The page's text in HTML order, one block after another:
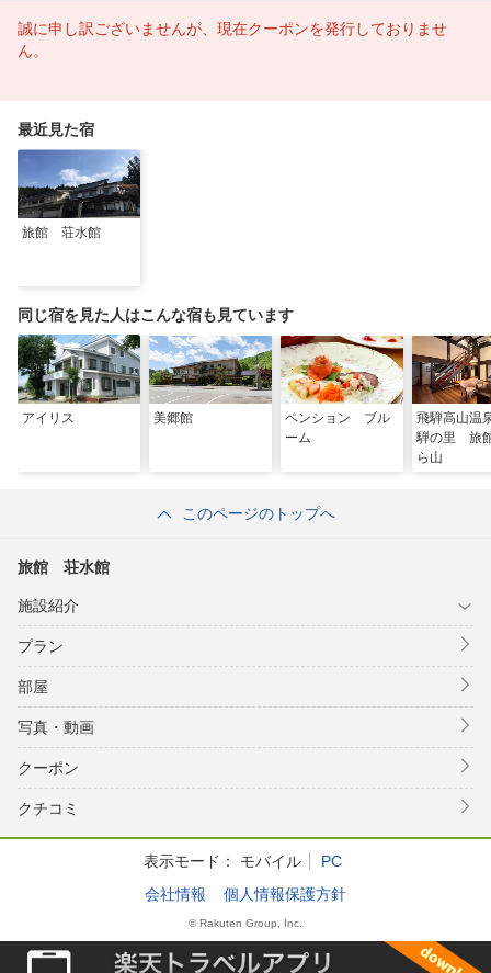
誠に申し訳ございませんが、現在クーポンを発行しておりませ
ん。
最近見た宿
旅館 荘水館
同じ宿を見た人はこんな宿も見ています
アイリス 美郷館
ペンション ブル
ーム
飛騨高山
騨の里 旅
ら山
このページのトップへ
旅館 荘水館
施設紹介
プラン
部屋
写真・動画
クーポン
クチコミ
表示モード： モバイル
PC
会社情報
個人情報保護方針
© Rakuten Group, Inc.